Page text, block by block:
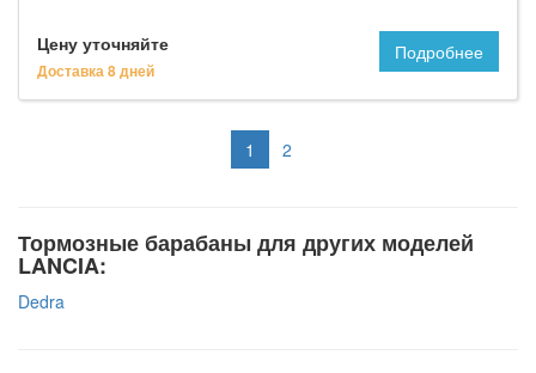
Цену уточняйте
Доставка 8 дней
Подробнее
1 2
Тормозные барабаны для других моделей
LANCIA:
Dedra